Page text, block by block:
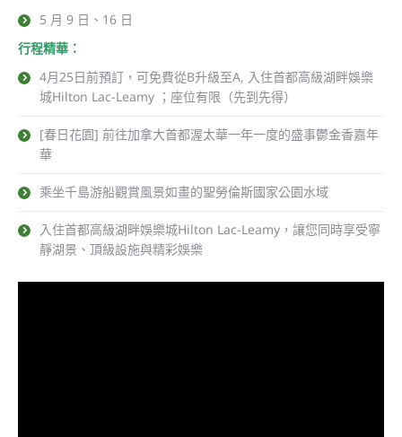
5 月 9 日、16 日
行程精華：
4月25日前預訂，可免費從B升級至A, 入住首都高級湖畔娛樂
城Hilton Lac-Leamy ；座位有限（先到先得）
[春日花園] 前往加拿大首都渥太華一年一度的盛事鬱金香嘉年
華
乘坐千島游船觀賞風景如畫的聖勞倫斯國家公園水域
入住首都高級湖畔娛樂城Hilton Lac-Leamy，讓您同時享受寧
靜湖景、頂級設施與精彩娛樂